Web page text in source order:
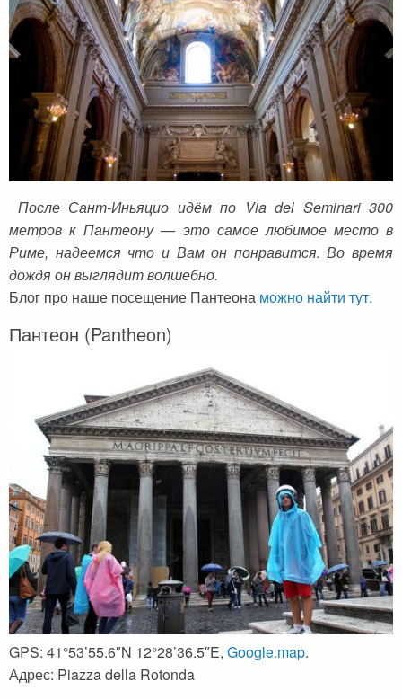
После Сант-Иньяцио идём по Via del Seminari 300
метров к Пантеону — это самое любимое место в
Риме, надеемся что и Вам он понравится. Во время
дождя он выглядит волшебно.
Блог про наше посещение Пантеона можно найти тут.
Пантеон (Pantheon)
GPS: 41°53’55.6″N 12°28’36.5″E, Google.map.
Адрес: Piazza della Rotonda